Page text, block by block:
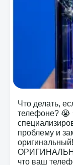
Что делать,
телефоне? 😭
проблему и
что ваш